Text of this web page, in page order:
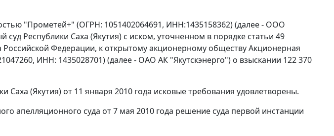
"Прометей+" (ОГРН: 1051402064691, ИНН:1435158362) (далее - ООО
Республики Саха (Якутия) с иском, уточненном в порядке статьи 49
Российской Федерации, к открытому акционерному обществу Акционерная
ИНН: 1435028701) (далее - ОАО АК "Якутскэнерго") о взыскании 122 370
Саха (Якутия) от 11 января 2010 года исковые требования удовлетворены.
апелляционного суда от 7 мая 2010 года решение суда первой инстанции